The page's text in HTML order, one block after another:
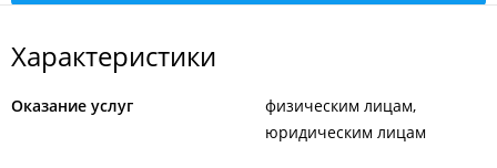
Характеристики
Оказание услуг
физическим лицам
юридическим лицам